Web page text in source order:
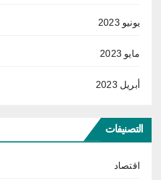
يونيو 2023
مايو 2023
أبريل 2023
التصنيفات
اقتصاد